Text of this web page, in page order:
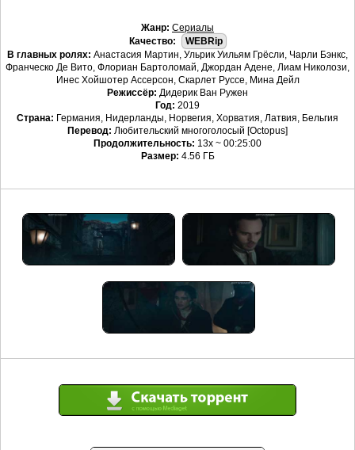
Жанр: Сериалы
Качество:
WEBRip
В главных ролях: Анастасия Мартин, Ульрик Уильям Грёсли, Чарли Бэнкс,
Франческо Де Вито, Флориан Бартоломай, Джордан Адене, Лиам Николози,
Инес Хойшотер Ассерсон, Скарлет Руссе, Мина Дейл
Режиссёр: Дидерик Ван Ружен
Год: 2019
Страна: Германия, Нидерланды, Норвегия, Хорватия, Латвия, Бельгия
Перевод: Любительский многоголосый [Octopus]
Продолжительность: 13x ~ 00:25:00
Размер: 4.56 ГБ